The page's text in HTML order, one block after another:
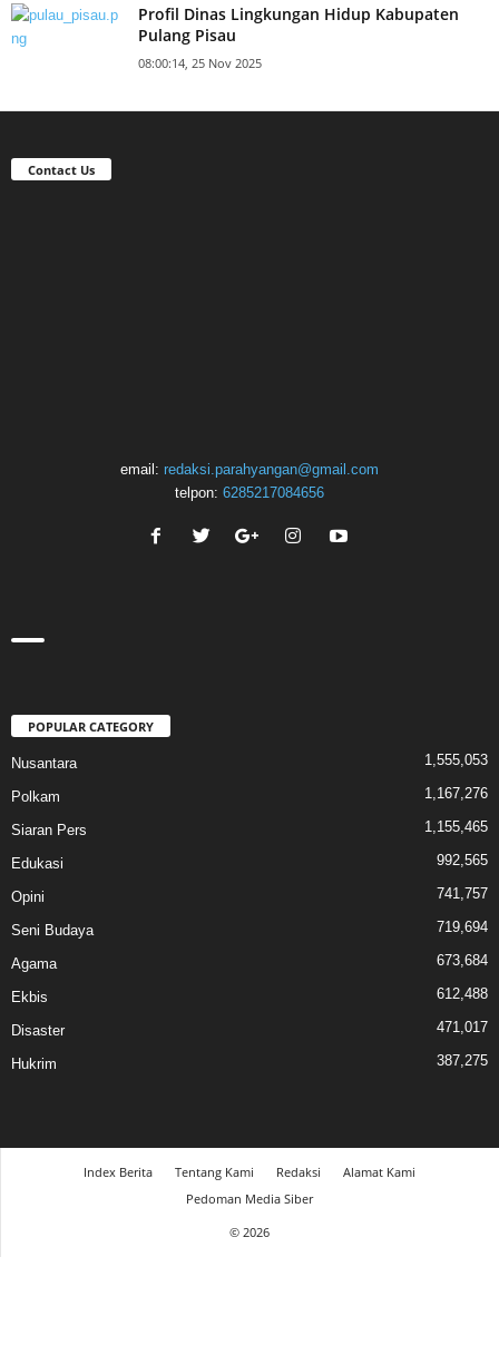
Profil Dinas Lingkungan Hidup Kabupaten
Pulang Pisau
08:00:14, 25 Nov 2025
Contact Us
email: redaksi.parahyangan@gmail.com
telpon: 6285217084656
POPULAR CATEGORY
Nusantara 1,555,053
Polkam 1,167,276
Siaran Pers 1,155,465
Edukasi 992,565
Opini 741,757
Seni Budaya 719,694
Agama 673,684
Ekbis 612,488
Disaster 471,017
Hukrim 387,275
Index Berita Tentang Kami Redaksi
Alamat Kami
Pedoman Media Siber
© 2026